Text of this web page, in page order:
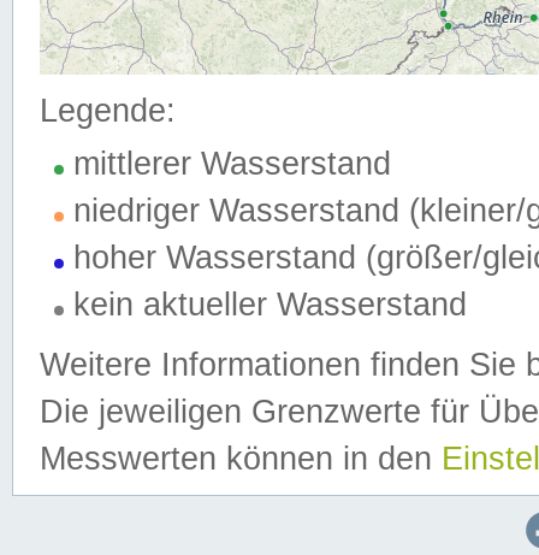
Legende:
mittlerer Wasserstand
niedriger Wasserstand (kleiner/
hoher Wasserstand (größer/
kein aktueller Wasserstand
Weitere Informationen finden Sie
Die jeweiligen Grenzwerte für
Messwerten können in den